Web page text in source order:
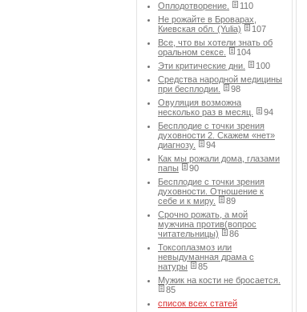
Оплодотворение.
110
Не рожайте в Броварах,
Киевская обл. (Yulia)
107
Все, что вы хотели знать об
оральном сексе.
104
Эти критические дни.
100
Средства народной медицины
при бесплодии.
98
Овуляция возможна
несколько раз в месяц.
94
Бесплодие с точки зрения
духовности 2. Скажем «нет»
диагнозу.
94
Как мы рожали дома, глазами
папы
90
Бесплодие с точки зрения
духовности. Отношение к
себе и к миру.
89
Срочно рожать, а мой
мужчина против(вопрос
читательницы)
86
Токсоплазмоз или
невыдуманная драма с
натуры
85
Мужик на кости не бросается.
85
список всех статей